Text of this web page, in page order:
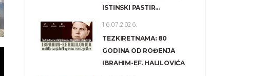
ISTINSKI PASTIR...
16.07.2026.
TEZKIRETNAMA: 80
GODINA OD ROĐENJA
IBRAHIM-EF. HALILOVIĆA